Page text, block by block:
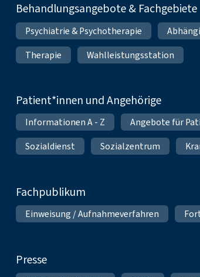
Behandlungsangebote & Fachgebiete
Psychiatrie & Psychotherapie
Therapie
Wahlleistungsstation
Patient*innen und Angehörige
Informationen A - Z Angebote für
Sozialdienst
Sozialzentrum
Fachpublikum
Einweisung / Aufnahmeverfahren
Presse